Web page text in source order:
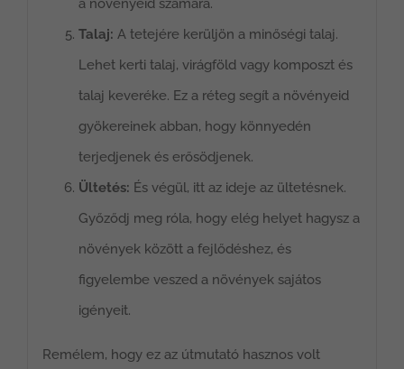
a növényeid számára.
Talaj: A tetejére kerüljön a minőségi talaj.
Lehet kerti talaj, virágföld vagy komposzt és
talaj keveréke. Ez a réteg segít a növényeid
gyökereinek abban, hogy könnyedén
terjedjenek és erősödjenek.
Ültetés: És végül, itt az ideje az ültetésnek.
Győződj meg róla, hogy elég helyet hagysz a
növények között a fejlődéshez, és
figyelembe veszed a növények sajátos
igényeit.
Remélem, hogy ez az útmutató hasznos volt